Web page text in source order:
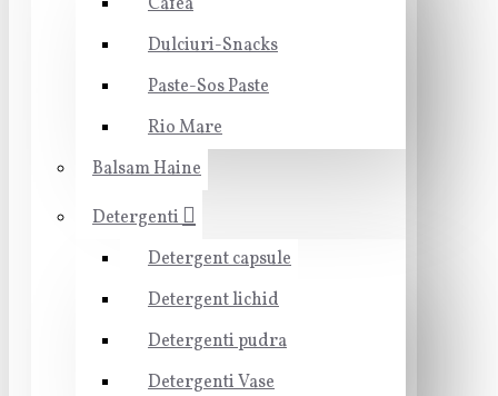
Dulciuri-Snacks
Paste-Sos Paste
Rio Mare
Balsam Haine
Detergenti
Detergent capsule
Detergent lichid
Detergenti pudra
Detergenti Vase